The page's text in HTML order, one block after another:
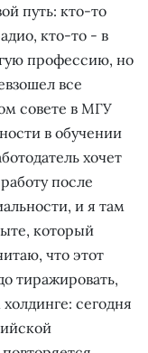
путь: кто-то
кто-то - в
профессию, но
все
совете в МГУ
в обучении
хочет
после
и я там
который
что этот
тиражировать,
сегодня